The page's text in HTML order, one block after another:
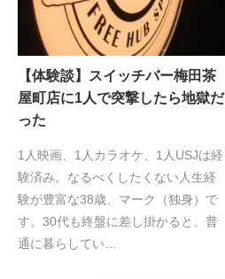
【体験談】スイッチバー梅田茶
屋町店に1人で突撃したら地獄だ
った
1人映画、1人カラオケ、1人USJは経
験済み。なるべくしたくない人生経
験が豊富な38歳、マーク（独身）で
す。30代も終盤に差し掛かると、普
通に暮らしてい…